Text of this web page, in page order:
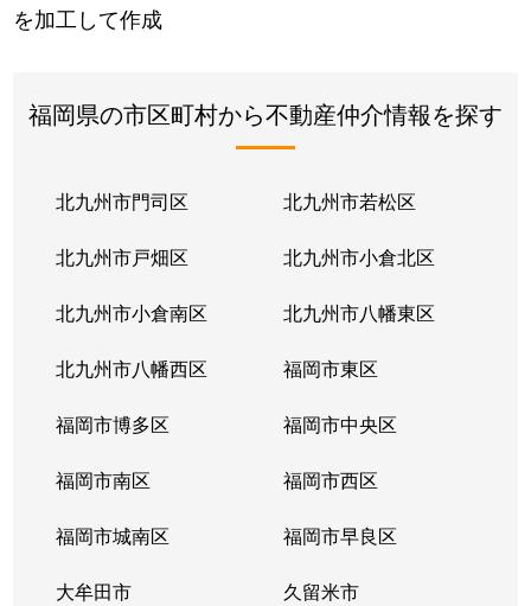
を加工して作成
福岡県の市区町村から不動産仲介情報を探す
北九州市門司区 北九州市若松区
北九州市戸畑区 北九州市小倉北区
北九州市小倉南区 北九州市八幡東区
北九州市八幡西区 福岡市東区
福岡市博多区 福岡市中央区
福岡市南区 福岡市西区
福岡市城南区 福岡市早良区
大牟田市 久留米市